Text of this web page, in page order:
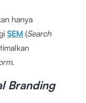
hanya
SEM (Search
.
Branding